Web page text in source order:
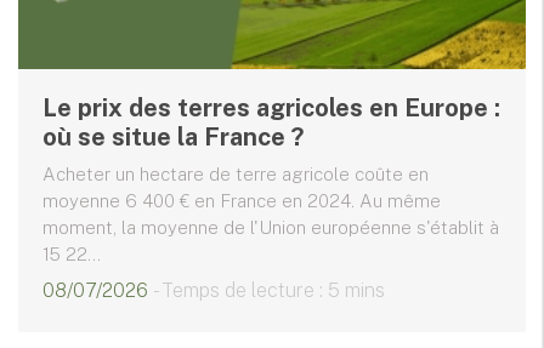
Le prix des terres agricoles en Europe :
où se situe la France ?
Acheter un hectare de terre agricole coûte en
moyenne 6 400 € en France en 2024. Au même
moment, la moyenne de l'Union européenne s'établit à
15 22...
08/07/2026 - Temps de lecture : 5 mins